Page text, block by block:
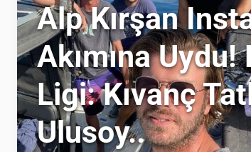
Alp Kırşan
Akımına
Ligi: Kıvanç
Ulusoy..